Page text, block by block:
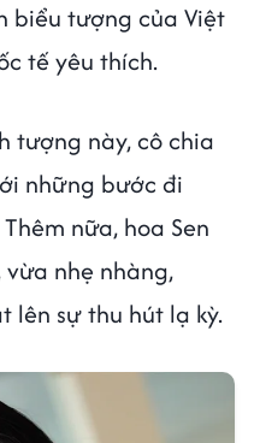
biểu tượng của Việt
tế yêu thích.
tượng này, cô chia
những bước đi
nữa, hoa Sen
nhẹ nhàng,
lên sự thu hút lạ kỳ.